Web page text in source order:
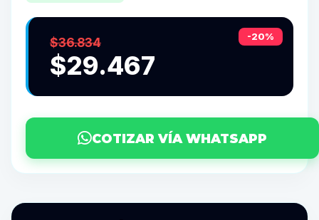
-20%
$36.834
$29.467
COTIZAR VÍA WHATSAPP